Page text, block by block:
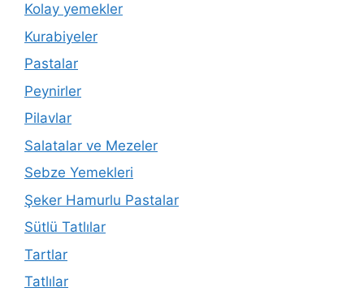
Kolay yemekler
Kurabiyeler
Pastalar
Peynirler
Pilavlar
Salatalar ve Mezeler
Sebze Yemekleri
Şeker Hamurlu Pastalar
Sütlü Tatlılar
Tartlar
Tatlılar